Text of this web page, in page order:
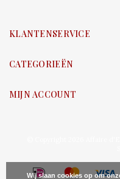
KLANTENSERVICE
CATEGORIEËN
MIJN ACCOUNT
Wij slaan cookies op om